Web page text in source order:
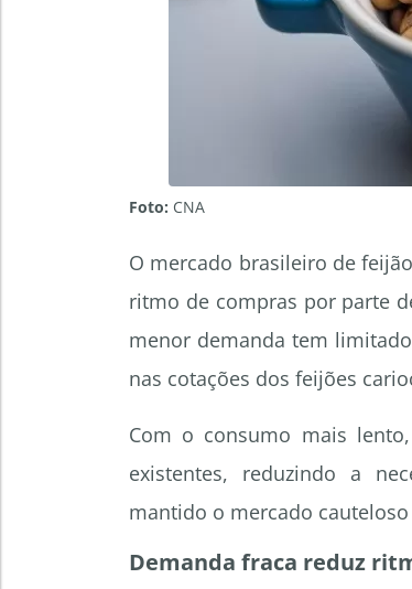
Foto: CNA
O mercado brasileiro de
ritmo de compras por parte
menor demanda tem
nas cotações dos feijões
Com o consumo mais
existentes, reduzindo a
mantido o mercado
Demanda fraca reduz